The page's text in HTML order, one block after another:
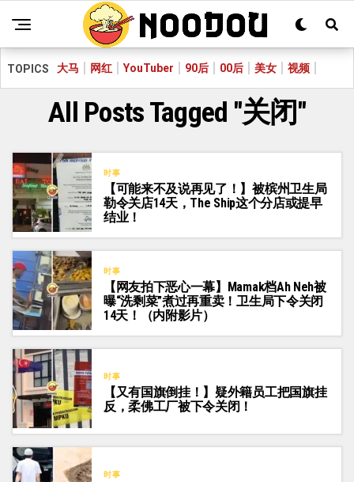
TOPICS 大马 网红 YouTuber 90后 00后 美女 视频
All Posts Tagged "关闭"
时事
【可能来不及说再见了！】被槟州卫生局
勒令关店14天，The Ship这个分店或提早
结业！
时事
【网友拍下恶心一幕】Mamak档Ah Neh被
曝“洗剩菜”煮过再重卖！卫生局下令关闭
14天！（内附影片）
时事
【又有国旗倒挂！】疑外籍员工把国旗挂
反，柔佛工厂被下令关闭！
时事